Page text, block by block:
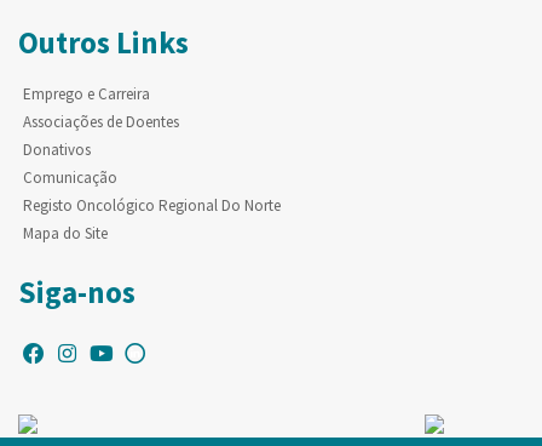
Outros Links
Emprego e Carreira
Associações de Doentes
Donativos
Comunicação
Registo Oncológico Regional Do Norte
Mapa do Site
Siga-nos